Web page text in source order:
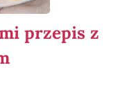
przepis z